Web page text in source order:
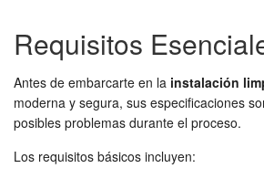
Requisitos
Antes de embarcarte en la instalación
moderna y segura, sus especificaciones
posibles problemas durante el proceso.
Los requisitos básicos incluyen: